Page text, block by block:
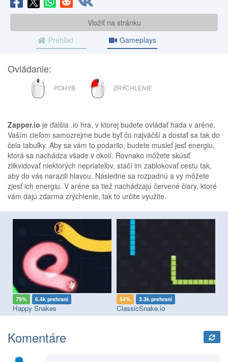
Vložiť na stránku
Prehľad
Gameplays
Ovládanie:
MYŠ
POHYB
ĽAVÉ
TLAČIDLO
MYŠI
ZRÝCHLENIE
Zapper.io je ďalšia .io hra, v ktorej budete ovládať hada v aréne.
Vaším cieľom samozrejme bude byť čo najväčší a dostať sa tak do
čela tabuľky. Aby sa vám to podarilo, budete musieť jesť energiu,
ktorá sa nachádza všade v okolí. Rovnako môžete skúsiť
zlikvidovať niektorých nepriateľov, stačí im zablokovať cestu tak,
aby do vás narazili hlavou. Následne sa rozpadnú a vy môžete
zjesť ich energiu. V aréne sa tiež nachádzajú červené čiary, ktoré
vám dajú zdarma zrýchlenie, tak to určite využite.
79% 6.4k prehraní
Happy Snakes
54% 3.3k prehraní
ClassicSnake.io
Komentáre